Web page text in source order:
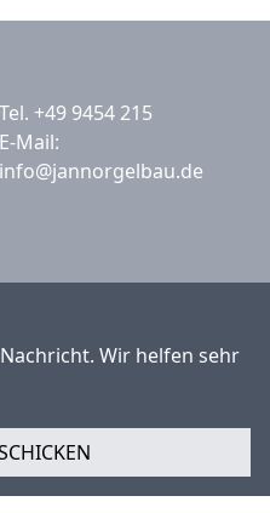
Tel. +49 9454 215
E-Mail:
info@jannorgelbau.de
Wir helfen sehr